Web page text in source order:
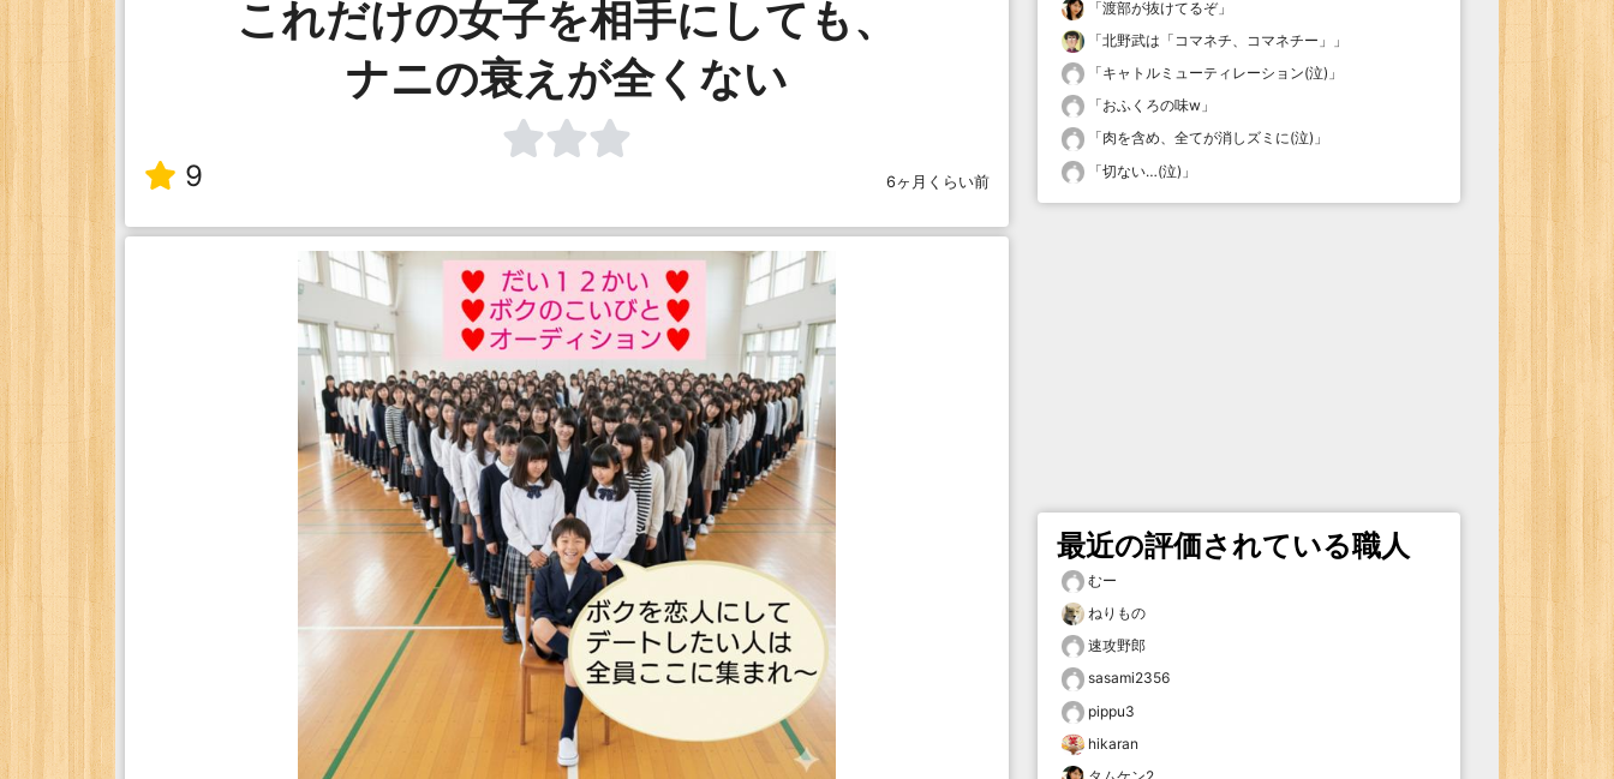
これだけの女子を相手にしても、
ナニの衰えが全くない
9 6ヶ月くらい前
「渡部が抜けてるぞ」
「北野武は「コマネチ、コマネチー」
」
「キャトルミューティレーション(泣) 」
「おふくろの味w 」
「肉を含め、全てが消しズミに(泣) 」
「切ない…(泣) 」
最近の評価されている職人
むー
ねりもの
速攻野郎
sasami2356
pippu3
hikaran